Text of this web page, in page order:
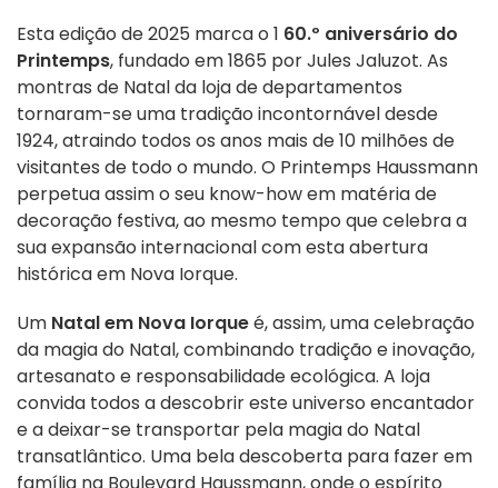
Esta edição de 2025 marca o 1 60.º aniversário do
Printemps, fundado em 1865 por Jules Jaluzot. As
montras de Natal da loja de departamentos
tornaram-se uma tradição incontornável desde
1924, atraindo todos os anos mais de 10 milhões de
visitantes de todo o mundo. O Printemps Haussmann
perpetua assim o seu know-how em matéria de
decoração festiva, ao mesmo tempo que celebra a
sua expansão internacional com esta abertura
histórica em Nova Iorque.
Um Natal em Nova Iorqueé, assim, uma celebração
da magia do Natal, combinando tradição e inovação,
artesanato e responsabilidade ecológica. A loja
convida todos a descobrir este universo encantador
e a deixar-se transportar pela magia do Natal
transatlântico. Uma bela descoberta para fazer em